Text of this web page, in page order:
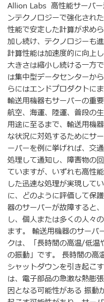
Allion Labs 高性能サーバー
ンテクノロジーで強化され
性能で安定した計算が求め
加し続け、テクノロジーも
計算性能は加速度的に向上
大きさは縮小し続ける一方
は集中型データセンターか
らにはエンドプロダクトに
輸送用機器もサーバーの重
航空、海運、陸運、普段の
用途に至るまで、輸送用機
な状況に対処するためにサ
ーバーを例に挙げれば、交
処理して通知し、障害物の
ていますが、いずれも高性
した迅速な処理が実現して
に、どのように評価して保
器のサーバーが故障すると
し、個人または多くの人々
ます。 輸送用機器のサーバ
クは、「長時間の高温/低温
の振動」です。 長時間の高
シャットダウンを引き起こ
は、電子部品の急激な熱膨
因となる可能性がある 振動